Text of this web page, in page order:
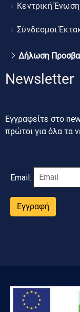
Κεντρική
Σύνδεσμοι
Δήλωση
Newsletter
Εγγραφείτε στο
πρώτοι για όλα τα
Email:
Εγγραφή